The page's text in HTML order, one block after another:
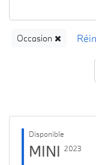
Occasion
Disponible
MINI 2023